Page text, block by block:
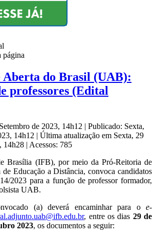
página
Aberta do Brasil (UAB):
professores (Edital
de 2023, 14h12 | Publicado: Sexta,
14h12 | Última atualização em Sexta, 29
14h28 | Acessos: 785
Brasília (IFB), por meio da Pró-Reitoria de
Educação a Distância, convoca candidatos
2023 para a função de professor formador,
UAB.
(a) deverá encaminhar para o e-
adjunto.uab@ifb.edu.br, entre os dias 29 de
2023, os documentos a seguir: